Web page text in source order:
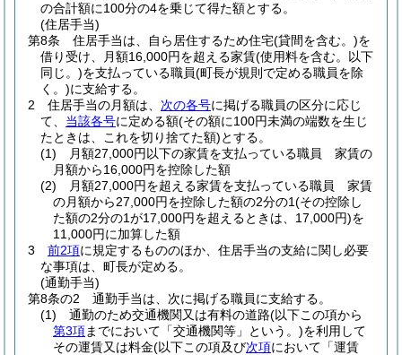
の合計額に100分の4を乗じて得た額とする。
(住居手当)
第8条
住居手当は、自ら居住するため住宅(貸間を含む。)を
借り受け、月額16,000円を超える家賃(使用料を含む。以下
同じ。)を支払っている職員(町長が規則で定める職員を除
く。)に支給する。
2
住居手当の月額は、 次の各号に掲げる職員の区分に応じ
て、 当該各号に定める額(その額に100円未満の端数を生じ
たときは、これを切り捨てた額)とする。
(1)
月額27,000円以下の家賃を支払っている職員 家賃の
月額から16,000円を控除した額
(2)
月額27,000円を超える家賃を支払っている職員 家賃
の月額から27,000円を控除した額の2分の1(その控除し
た額の2分の1が17,000円を超えるときは、17,000円)を
11,000円に加算した額
3
前2項に規定するもののほか、住居手当の支給に関し必要
な事項は、町長が定める。
(通勤手当)
第8条の2
通勤手当は、次に掲げる職員に支給する。
(1)
通勤のため交通機関又は有料の道路(以下この項から
第3項までにおいて「交通機関等」という。)を利用して
その運賃又は料金(以下この項及び次項において「運賃